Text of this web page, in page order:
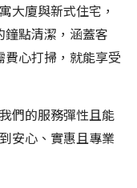
大廈與新式住宅，
點清潔，涵蓋客
心打掃，就能享受
們的服務彈性且能
安心、實惠且專業